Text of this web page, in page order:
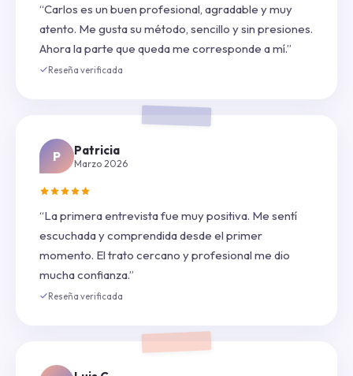
“Carlos es un buen profesional, agradable y muy
atento. Me gusta su método, sencillo y sin presiones.
Ahora la parte que queda me corresponde a mí.”
Reseña verificada
P Patricia
Marzo 2026
“La primera entrevista fue muy positiva. Me sentí
escuchada y comprendida desde el primer
momento. El trato cercano y profesional me dio
mucha confianza.”
Reseña verificada